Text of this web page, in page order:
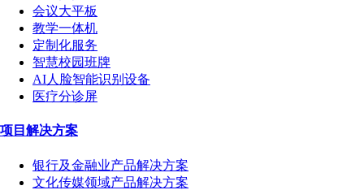
会议大平板
教学一体机
定制化服务
智慧校园班牌
AI人脸智能识别设备
医疗分诊屏
项目解决方案
银行及金融业产品解决方案
文化传媒领域产品解决方案